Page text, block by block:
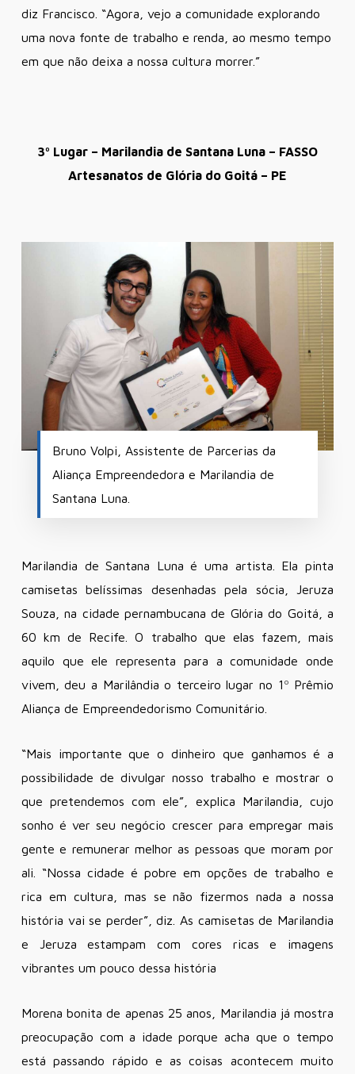
diz Francisco. “Agora, vejo a comunidade explorando
uma nova fonte de trabalho e renda, ao mesmo tempo
em que não deixa a nossa cultura morrer.”
3º Lugar – Marilandia de Santana Luna – FASSO
Artesanatos de Glória do Goitá – PE
Bruno Volpi, Assistente de Parcerias da
Aliança Empreendedora e Marilandia de
Santana Luna.
Marilandia de Santana Luna é uma artista. Ela pinta
camisetas belíssimas desenhadas pela sócia, Jeruza
Souza, na cidade pernambucana de Glória do Goitá, a
60 km de Recife. O trabalho que elas fazem, mais
aquilo que ele representa para a comunidade onde
vivem, deu a Marilândia o terceiro lugar no 1º Prêmio
Aliança de Empreendedorismo Comunitário.
“Mais importante que o dinheiro que ganhamos é a
possibilidade de divulgar nosso trabalho e mostrar o
que pretendemos com ele”, explica Marilandia, cujo
sonho é ver seu negócio crescer para empregar mais
gente e remunerar melhor as pessoas que moram por
ali. “Nossa cidade é pobre em opções de trabalho e
rica em cultura, mas se não fizermos nada a nossa
história vai se perder”, diz. As camisetas de Marilandia
e Jeruza estampam com cores ricas e imagens
vibrantes um pouco dessa história
Morena bonita de apenas 25 anos, Marilandia já mostra
preocupação com a idade porque acha que o tempo
está passando rápido e as coisas acontecem muito